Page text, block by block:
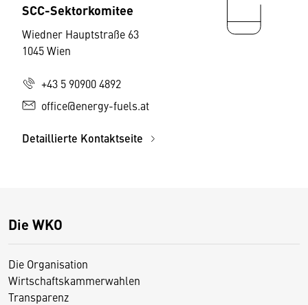
SCC-Sektorkomitee
Wiedner Hauptstraße 63
1045 Wien
+43 5 90900 4892
office@energy-fuels.at
Detaillierte Kontaktseite
Die WKO
Die Organisation
Wirtschaftskammerwahlen
Transparenz